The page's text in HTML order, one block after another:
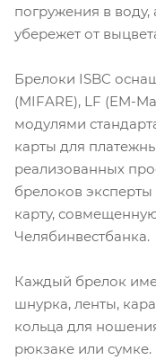
погружения в
убережет от
Брелоки ISBC
(MIFARE), LF (EM-
модулями
карты для
реализованных
брелоков
карту,
Челябинвестбанка.
Каждый брелок
шнурка, ленты,
кольца для
рюкзаке или